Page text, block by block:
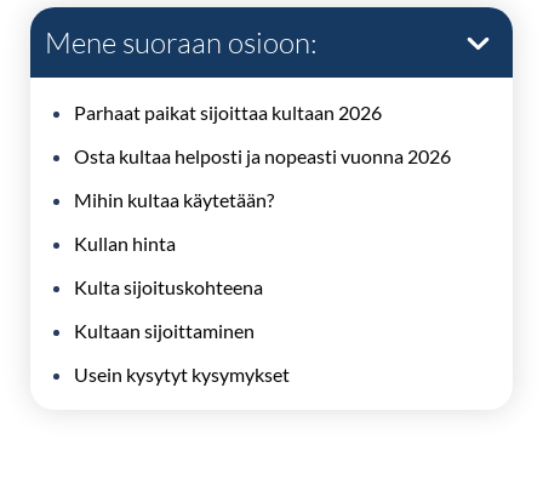
Mene suoraan osioon:
Parhaat paikat sijoittaa kultaan 2026
Osta kultaa helposti ja nopeasti vuonna 2026
Mihin kultaa käytetään?
Kullan hinta
Kulta sijoituskohteena
Kultaan sijoittaminen
Usein kysytyt kysymykset